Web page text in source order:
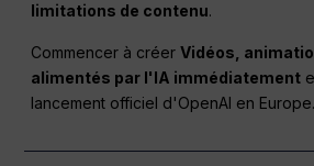
limitations de contenu.
Commencer à créerVidéos,
alimentés par l'IA immédiatement
lancement officiel d'OpenAI en Europe.